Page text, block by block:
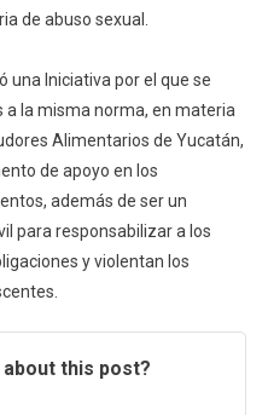
de abuso sexual.
una Iniciativa por el que se
la misma norma, en materia
Alimentarios de Yucatán,
de apoyo en los
además de ser un
para responsabilizar a los
y violentan los
this post?